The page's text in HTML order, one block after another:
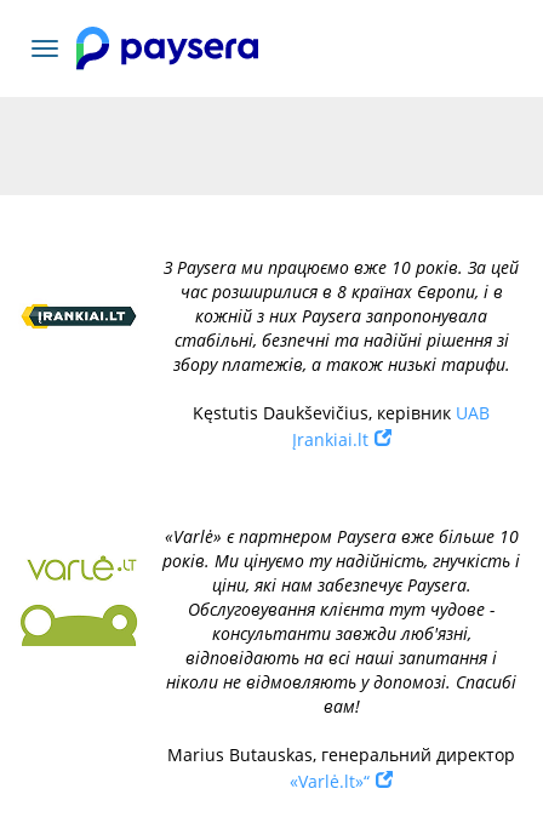
Переключити
навігацію
З Paysera ми працюємо вже 10 років. За цей
час розширилися в 8 країнах Європи, і в
кожній з них Paysera запропонувала
стабільні, безпечні та надійні рішення зі
збору платежів, а також низькі тарифи.
Kęstutis Daukševičius, керівник UAB
Įrankiai.lt
«Varlė» є партнером Paysera вже більше 10
років. Ми цінуємо ту надійність, гнучкість і
ціни, які нам забезпечує Paysera.
Обслуговування клієнта тут чудове -
консультанти завжди люб'язні,
відповідають на всі наші запитання і
ніколи не відмовляють у допомозі. Спасибі
вам!
Marius Butauskas, генеральний директор
«Varlė.lt»“